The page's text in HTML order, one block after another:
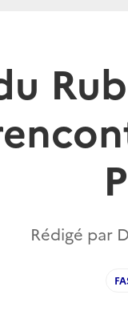
Rédigé par